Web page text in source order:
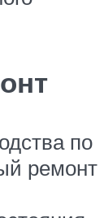
по
ремонт